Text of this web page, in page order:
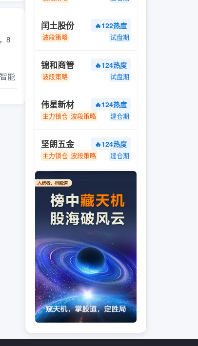
8
能
闰土股份 🔥122热度
波段策略 试盘期
锦和商管 🔥124热度
波段策略 试盘期
伟星新材 🔥124热度
主力锁仓 波段策略 建仓期
坚朗五金 🔥124热度
主力锁仓 波段策略 建仓期